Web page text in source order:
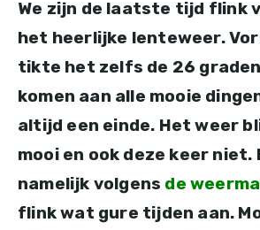
We zijn de laatste tijd flink
het heerlijke lenteweer.
tikte het zelfs de 26 graden
komen aan alle mooie
altijd een einde. Het weer
mooi en ook deze keer niet.
namelijk volgens de
flink wat gure tijden aan.